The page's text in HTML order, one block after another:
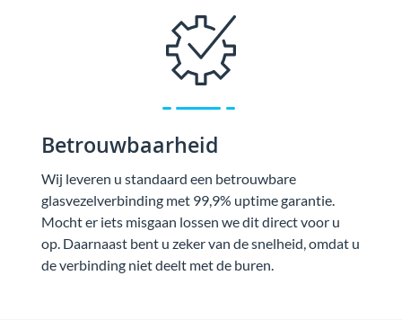
Betrouwbaarheid
Wij leveren u standaard een betrouwbare
glasvezelverbinding met 99,9% uptime garantie.
Mocht er iets misgaan lossen we dit direct voor u
op. Daarnaast bent u zeker van de snelheid, omdat u
de verbinding niet deelt met de buren.